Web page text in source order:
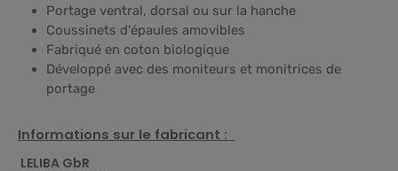
Portage ventral, dorsal ou sur la hanche
Coussinets d'épaules amovibles
Fabriqué en coton biologique
Développé avec des moniteurs et monitrices de
portage
Informations sur le fabricant :
LELIBA GbR